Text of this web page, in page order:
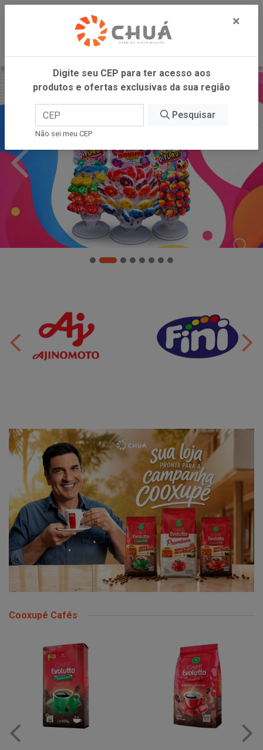
Cooxupé Cafés
×
Digite seu CEP para ter acesso aos
produtos e ofertas exclusivas da sua região
Pesquisar
Não sei meu CEP